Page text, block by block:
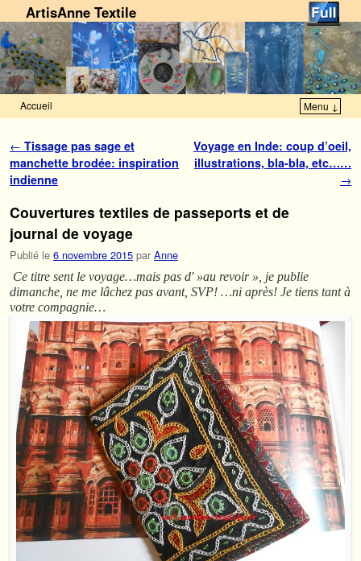
ArtisAnne Textile
Accueil Menu ↓
Navigation des articles
← Tissage pas sage et
manchette brodée: inspiration
indienne
Voyage en Inde: coup d’oeil,
illustrations, bla-bla, etc……
→
Couvertures textiles de passeports et de
journal de voyage
Publié le 6 novembre 2015 par Anne
Ce titre sent le voyage…mais pas d' »au revoir », je publie
dimanche, ne me lâchez pas avant, SVP! …ni après! Je tiens tant à
votre compagnie…